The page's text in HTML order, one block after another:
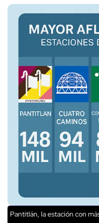
Pantitlán, la estación con